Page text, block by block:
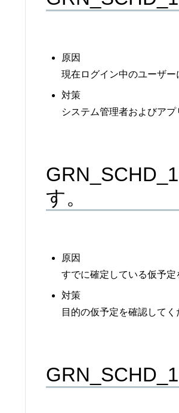
原因
現在ログイン中のユーザー
対策
システム管理者およびア
す。
原因
すでに確定している仮予定
対策
目的の仮予定を確認してく